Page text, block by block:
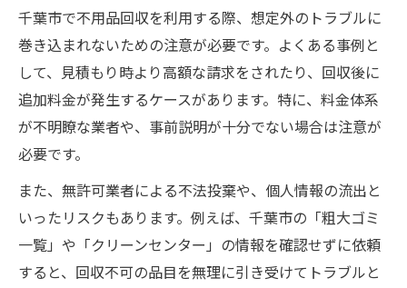
千葉市で不用品回収を利用する際、想定外のトラブルに
巻き込まれないための注意が必要です。よくある事例と
して、見積もり時より高額な請求をされたり、回収後に
追加料金が発生するケースがあります。特に、料金体系
が不明瞭な業者や、事前説明が十分でない場合は注意が
必要です。
また、無許可業者による不法投棄や、個人情報の流出と
いったリスクもあります。例えば、千葉市の「粗大ゴミ
一覧」や「クリーンセンター」の情報を確認せずに依頼
すると、回収不可の品目を無理に引き受けてトラブルと